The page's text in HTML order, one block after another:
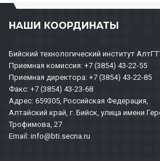
НАШИ КООРДИНАТЫ
Бийский технологический институт
Приемная комиссия: +7 (3854) 43-22-55
Приемная директора: +7 (3854) 43-22-85
Факс: +7 (3854) 43-23-68
Адрес: 659305, Российская Федерация,
Алтайский край, г. Бийск, улица имени
Трофимова, 27
Email: info@bti.secna.ru